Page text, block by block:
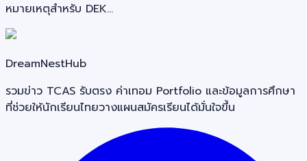
หมายเหตุสำหรับ DEK…
DreamNestHub
รวมข่าว TCAS รับตรง ค่าเทอม Portfolio และข้อมูลการศึกษา
ที่ช่วยให้นักเรียนไทยวางแผนสมัครเรียนได้มั่นใจขึ้น